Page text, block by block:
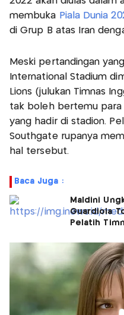
membuka Piala Dunia
di Grup B atas Iran
Meski pertandingan
International Stadium
Lions (julukan Timnas
tak boleh bertemu para
yang hadir di stadion.
Southgate rupanya
hal tersebut.
Baca Juga :
Maldini
Guardiola
Pelatih